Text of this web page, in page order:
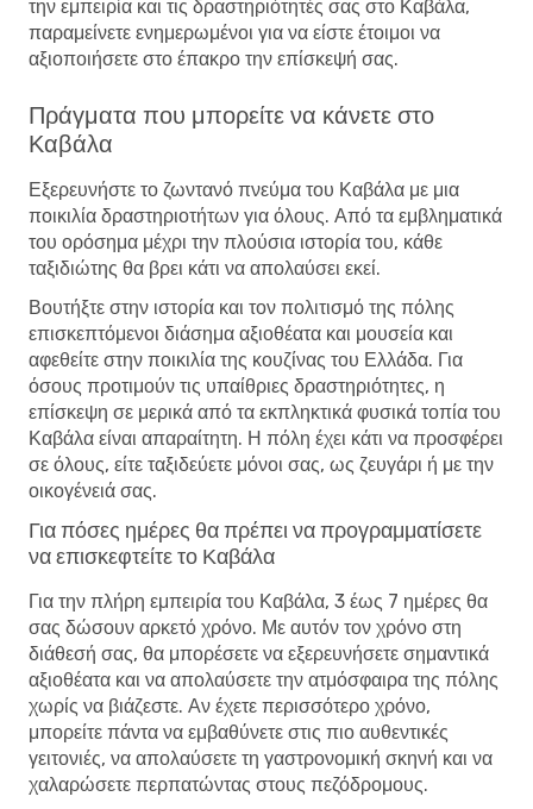
την εμπειρία και τις δραστηριότητές σας στο Καβάλα,
παραμείνετε ενημερωμένοι για να είστε έτοιμοι να
αξιοποιήσετε στο έπακρο την επίσκεψή σας.
Πράγματα που μπορείτε να κάνετε στο
Καβάλα
Εξερευνήστε το ζωντανό πνεύμα του Καβάλα με μια
ποικιλία δραστηριοτήτων για όλους. Από τα εμβληματικά
του ορόσημα μέχρι την πλούσια ιστορία του, κάθε
ταξιδιώτης θα βρει κάτι να απολαύσει εκεί.
Βουτήξτε στην ιστορία και τον πολιτισμό της πόλης
επισκεπτόμενοι διάσημα αξιοθέατα και μουσεία και
αφεθείτε στην ποικιλία της κουζίνας του Ελλάδα. Για
όσους προτιμούν τις υπαίθριες δραστηριότητες, η
επίσκεψη σε μερικά από τα εκπληκτικά φυσικά τοπία του
Καβάλα είναι απαραίτητη. Η πόλη έχει κάτι να προσφέρει
σε όλους, είτε ταξιδεύετε μόνοι σας, ως ζευγάρι ή με την
οικογένειά σας.
Για πόσες ημέρες θα πρέπει να προγραμματίσετε
να επισκεφτείτε το Καβάλα
Για την πλήρη εμπειρία του Καβάλα, 3 έως 7 ημέρες θα
σας δώσουν αρκετό χρόνο. Με αυτόν τον χρόνο στη
διάθεσή σας, θα μπορέσετε να εξερευνήσετε σημαντικά
αξιοθέατα και να απολαύσετε την ατμόσφαιρα της πόλης
χωρίς να βιάζεστε. Αν έχετε περισσότερο χρόνο,
μπορείτε πάντα να εμβαθύνετε στις πιο αυθεντικές
γειτονιές, να απολαύσετε τη γαστρονομική σκηνή και να
χαλαρώσετε περπατώντας στους πεζόδρομους.